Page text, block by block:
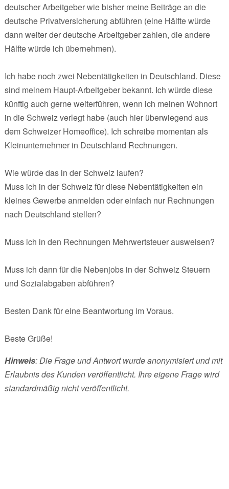
deutscher Arbeitgeber wie bisher meine Beiträge an die
deutsche Privatversicherung abführen (eine Hälfte würde
dann weiter der deutsche Arbeitgeber zahlen, die andere
Hälfte würde ich übernehmen).
Ich habe noch zwei Nebentätigkeiten in Deutschland. Diese
sind meinem Haupt-Arbeitgeber bekannt. Ich würde diese
künftig auch gerne weiterführen, wenn ich meinen Wohnort
in die Schweiz verlegt habe (auch hier überwiegend aus
dem Schweizer Homeoffice). Ich schreibe momentan als
Kleinunternehmer in Deutschland Rechnungen.
Wie würde das in der Schweiz laufen?
Muss ich in der Schweiz für diese Nebentätigkeiten ein
kleines Gewerbe anmelden oder einfach nur Rechnungen
nach Deutschland stellen?
Muss ich in den Rechnungen Mehrwertsteuer ausweisen?
Muss ich dann für die Nebenjobs in der Schweiz Steuern
und Sozialabgaben abführen?
Besten Dank für eine Beantwortung im Voraus.
Beste Grüße!
Hinweis: Die Frage und Antwort wurde anonymisiert und mit
Erlaubnis des Kunden veröffentlicht. Ihre eigene Frage wird
standardmäßig nicht veröffentlicht.